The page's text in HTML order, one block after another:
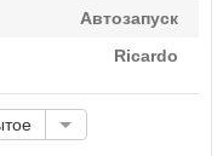
Автозапуск
Ricardo